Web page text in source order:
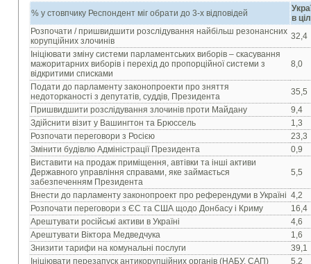
% у стовпчику Респондент міг обрати до 3-х відповідей
в
Розпочати / пришвидшити розслідування найбільш резонансних
корупційних злочинів
32,4
Ініціювати зміну системи парламентських виборів – скасування
мажоритарних виборів і перехід до пропорційної системи з
відкритими списками
8,0
Подати до парламенту законопроекти про зняття
недоторканості з депутатів, суддів, Президента
35,5
Пришвидшити розслідування злочинів проти Майдану
9,4
Здійснити візит у Вашингтон та Брюссель
1,3
Розпочати переговори з Росією
23,3
Змінити будівлю Адміністрації Президента
0,9
Виставити на продаж приміщення, автівки та інші активи
Державного управління справами, яке займається
забезпеченням Президента
5,5
Внести до парламенту законопроект про референдуми в Україні 4,2
Розпочати переговори з ЄС та США щодо Донбасу і Криму
16,4
Арештувати російські активи в Україні
4,6
Арештувати Віктора Медведчука
1,6
Знизити тарифи на комунальні послуги
39,1
Ініціювати перезапуск антикорупційних органів (НАБУ, САП)
5,2